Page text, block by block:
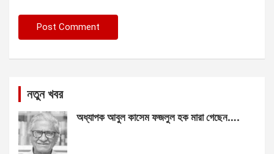
নতুন খবর
অধ্যাপক আবুল কাসেম ফজলুল হক মারা গেছেন….